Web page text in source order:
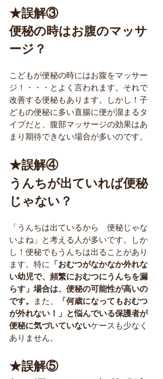
★誤解③
便秘の時はお腹のマッサ
ージ？
こどもが便秘の時にはお腹をマッサー
ジ！・・・とよく言われます。それで
改善する便秘もあります。しかし！子
どもの便秘に多い直腸に便が溜まるタ
イプだと、腹部マッサージの効果はあ
まり期待できない場合が多いのです。
★誤解④
うんちが出ていれば便秘
じゃない？
「うんちは出ているから　便秘じゃな
いよね」と考える人が多いです。しか
し！便秘でもうんちは出ることがあり
ます。特に 「おむつがなかなか外れな
い幼児で、頻繁におむつにうんちを漏
らす」場合は、便秘の可能性が高いの
です。
また、
「何歳になってもおむつ
が外れない！」と悩んでいる保護者が
便秘に気づいていないケースも少なく
ありません。
★誤解⑤